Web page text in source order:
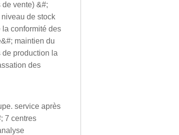
vente) &#;
de stock
conformité des
maintien du
production la
des
service après
7 centres